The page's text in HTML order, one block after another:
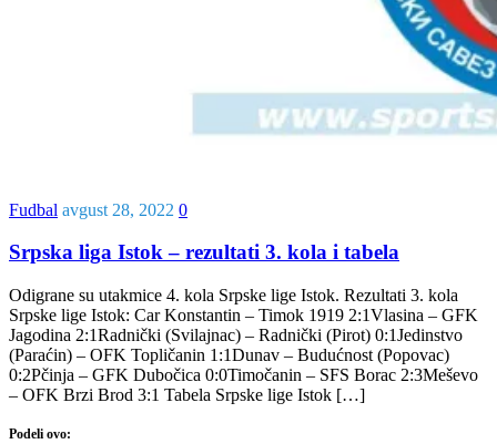
Fudbal avgust 28, 2022 0
Srpska liga Istok – rezultati 3. kola i tabela
Odigrane su utakmice 4. kola Srpske lige Istok. Rezultati 3. kola
Srpske lige Istok: Car Konstantin – Timok 1919 2:1Vlasina – GFK
Jagodina 2:1Radnički (Svilajnac) – Radnički (Pirot) 0:1Jedinstvo
(Paraćin) – OFK Topličanin 1:1Dunav – Budućnost (Popovac)
0:2Pčinja – GFK Dubočica 0:0Timočanin – SFS Borac 2:3Meševo
– OFK Brzi Brod 3:1 Tabela Srpske lige Istok […]
Podeli ovo: